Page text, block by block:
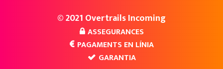
© 2021 Overtrails Incoming
ASSEGURANCES
PAGAMENTS EN LÍNIA
GARANTIA